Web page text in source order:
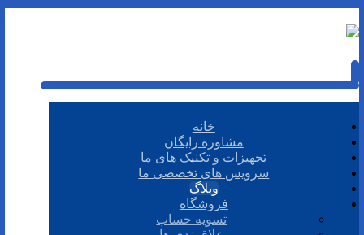
خانه
مشاوره رایگان
تجهیزات و تکنیک های ما
سرویس های تخصصی ما
وبلاگ
فروشگاه
تسویه حساب